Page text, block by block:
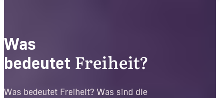
Was
bedeutet Freiheit?
Was bedeutet Freiheit? Was sind die